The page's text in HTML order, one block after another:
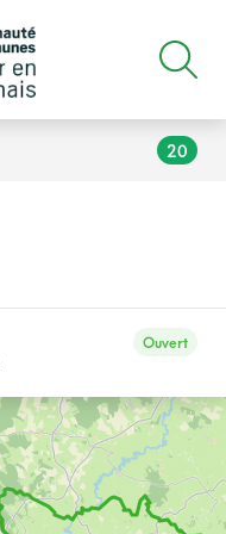
20
Ouvert
Ouvert